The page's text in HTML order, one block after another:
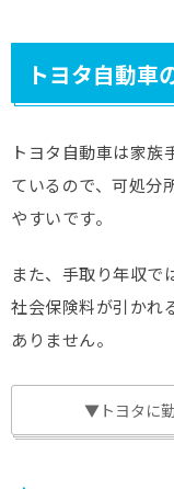
トヨタ自動車
トヨタ自動車は家族
ているので、可処分
やすいです。
また、手取り年収で
社会保険料が引かれ
ありません。
▼トヨタに